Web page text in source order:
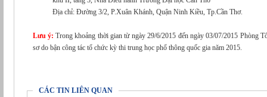
Địa chỉ: Đường 3/2, P.Xuân Khánh, Quận Ninh Kiều, Tp.Cần Thơ.
Lưu ý: Trong khoảng thời gian từ ngày 29/6/2015 đến ngày 03/07/2015 Phòng Tổ chức – Cán bộ sẽ không nhận hồ
sơ do bận công tác tổ chức kỳ thi trung học phổ thông quốc gia năm 2015.
CÁC TIN LIÊN QUAN